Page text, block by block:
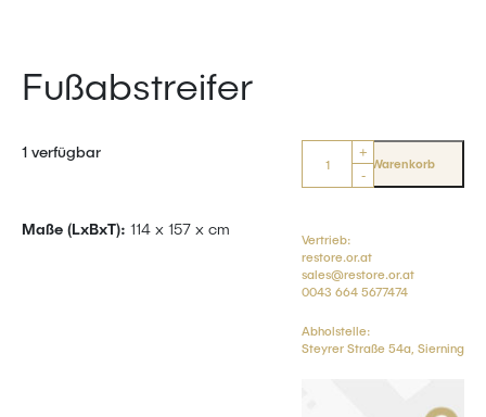
Fußabstreifer
1 verfügbar
Maße (LxBxT): 114 x 157 x cm
+
-
In den Warenkorb
Vertrieb:
restore.or.at
sales@restore.or.at
0043 664 5677474
Abholstelle:
Steyrer Straße 54a, Sierning